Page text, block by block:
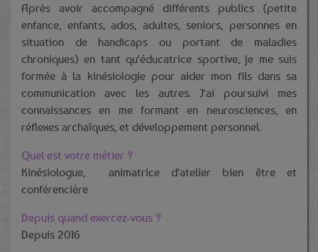
Après avoir accompagné différents publics (petite
enfance, enfants, ados, adultes, seniors, personnes en
situation de handicaps ou portant de maladies
chroniques) en tant qu'éducatrice sportive, je me suis
formée à la kinésiologie pour aider mon fils dans sa
communication avec les autres. J'ai poursuivi mes
connaissances en me formant en neurosciences, en
réflexes archaïques, et développement personnel.
Quel est votre métier ?
Kinésiologue, animatrice d'atelier bien être et
conférencière
Depuis quand exercez-vous ?
Depuis 2016